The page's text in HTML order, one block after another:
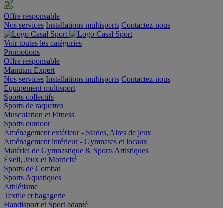
Offre responsable
Nos services Installations multisports Contactez-nous
Voir toutes les catégories
Promotions
Offre responsable
Manutan Expert
Nos services Installations multisports Contactez-nous
Equipement multisport
Sports collectifs
Sports de raquettes
Musculation et Fitness
Sports outdoor
Aménagement extérieur - Stades, Aires de jeux
Aménagement intérieur - Gymnases et locaux
Matériel de Gymnastique & Sports Artistiques
Éveil, Jeux et Motricité
Sports de Combat
Sports Aquatiques
Athlétisme
Textile et bagagerie
Handisport et Sport adapté